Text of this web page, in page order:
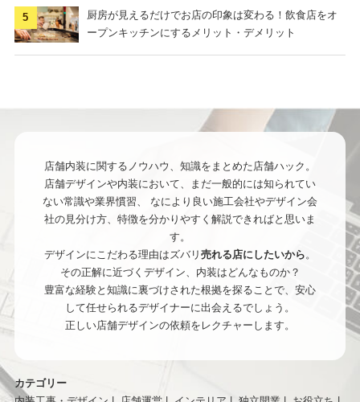
厨房が見えるだけでお店の印象は変わる！飲食店をオ
ープンキッチンにするメリット・デメリット
店舗内装に関するノウハウ、知識をまとめた店舗ハック。
店舗デザインや内装において、まだ一般的には知られてい
ない常識や業界慣習、
なにより良い施工会社やデザイン会
社の見分け方、特徴を分かりやすく解説できればと思いま
す。
デザインにこだわる理由はズバリ 売れる店にしたいから 。
その正解に近づくデザイン、内装はどんなものか？
豊富な経験と知識に裏づけされた根拠を探ることで、安心
して任せられるデザイナーに出会えるでしょう。
正しい店舗デザインの依頼をレクチャーします。
カテゴリー